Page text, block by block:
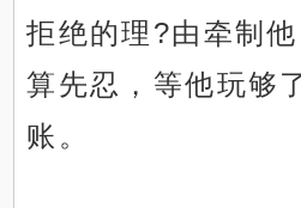
拒绝的理?由牵制
算先忍，等他玩够
账。